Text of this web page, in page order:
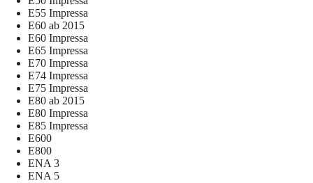
E55 Impressa
E60 ab 2015
E60 Impressa
E65 Impressa
E70 Impressa
E74 Impressa
E75 Impressa
E80 ab 2015
E80 Impressa
E85 Impressa
E600
E800
ENA 3
ENA 5